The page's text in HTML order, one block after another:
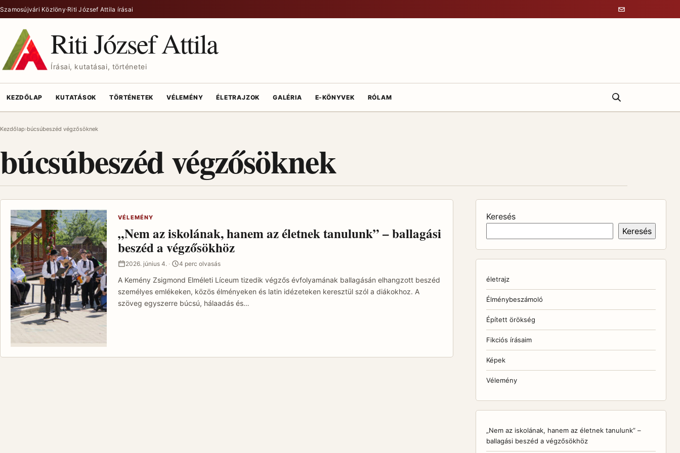
Ugrás a tartalomra
Szamosújvári Közlöny·Riti József Attila írásai
Riti József Attila
Írásai, kutatásai, történetei
KEZDŐLAP KUTATÁSOK TÖRTÉNETEK VÉLEMÉNY ÉLETRAJZOK GALÉRIA E-KÖNYVEK RÓLAM
Kezdőlap búcsúbeszéd végzősöknek
búcsúbeszéd végzősöknek
VÉLEMÉNY
„Nem az iskolának, hanem az életnek tanulunk” – ballagási
beszéd a végzősökhöz
2026. június 4. · 4 perc olvasás
A Kemény Zsigmond Elméleti Líceum tizedik végzős évfolyamának ballagásán elhangzott beszéd
személyes emlékeken, közös élményeken és latin idézeteken keresztül szól a diákokhoz. A
szöveg egyszerre búcsú, hálaadás és…
Keresés
Keresés
életrajz
Élménybeszámoló
Épített örökség
Fikciós írásaim
Képek
Vélemény
„Nem az iskolának, hanem az életnek tanulunk” –
ballagási beszéd a végzősökhöz